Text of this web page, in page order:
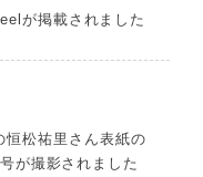
が掲載されました
恒松祐里さん表紙の
が撮影されました